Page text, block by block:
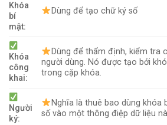
Khóa
bí
mật:
Dùng để tạo chữ ký số
Khóa
công
khai:
Dùng để thẩm định, kiểm tra
người dùng. Nó được tạo bởi
trong cặp khóa.
Người
ký:
Nghĩa là thuê bao dùng khóa
số vào một thông điệp dữ liệu